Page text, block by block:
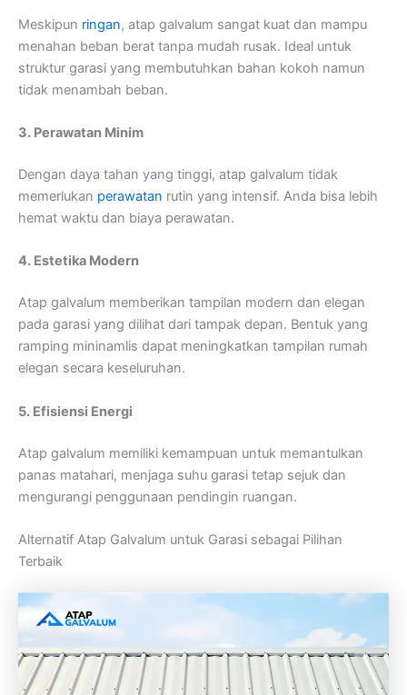
Meskipun ringan, atap galvalum sangat kuat dan mampu
menahan beban berat tanpa mudah rusak. Ideal untuk
struktur garasi yang membutuhkan bahan kokoh namun
tidak menambah beban.
3. Perawatan Minim
Dengan daya tahan yang tinggi, atap galvalum tidak
memerlukan perawatan rutin yang intensif. Anda bisa lebih
hemat waktu dan biaya perawatan.
4. Estetika Modern
Atap galvalum memberikan tampilan modern dan elegan
pada garasi yang dilihat dari tampak depan. Bentuk yang
ramping mininamlis dapat meningkatkan tampilan rumah
elegan secara keseluruhan.
5. Efisiensi Energi
Atap galvalum memiliki kemampuan untuk memantulkan
panas matahari, menjaga suhu garasi tetap sejuk dan
mengurangi penggunaan pendingin ruangan.
Alternatif Atap Galvalum untuk Garasi sebagai Pilihan
Terbaik